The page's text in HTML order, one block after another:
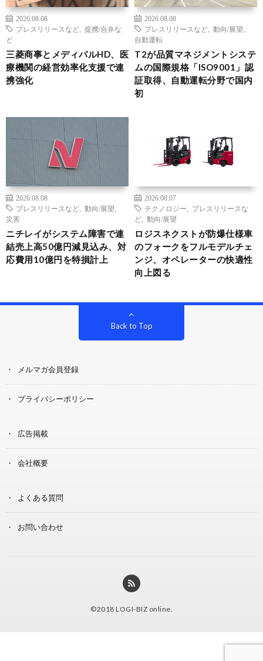
2026.08.08
プレスリリースなど
提携/合弁な
ど
三菱商事とメディパルHD、医
療機関の経営効率化支援で連
携強化
2026.08.08
プレスリリースなど
動向/展望
自動運転
T2が品質マネジメントシステ
ムの国際規格「ISO9001」認
証取得、自動運転分野で国内
初
2026.08.08
プレスリリースなど
動向/展望
災害
ニチレイがシステム障害で連
結売上高50億円減見込み、対
応費用10億円を特損計上
2026.08.07
テクノロジー
プレスリリースな
ど
動向/展望
ロジスネクストが防爆仕様車
のフォークをフルモデルチェ
ンジ、オペレーターの快適性
向上図る
Back to Top
メルマガ会員登録
プライバシーポリシー
広告掲載
会社概要
よくある質問
お問い合わせ
©2018 LOGI-BIZ online